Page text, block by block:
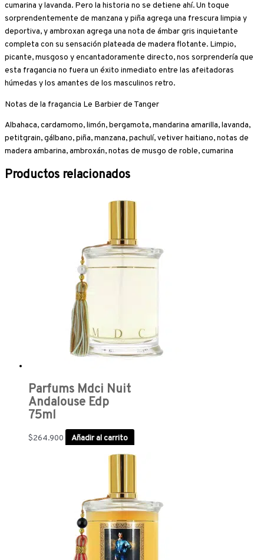
cumarina y lavanda. Pero la historia no se detiene ahí. Un toque
sorprendentemente de manzana y piña agrega una frescura limpia y
deportiva, y ambroxan agrega una nota de ámbar gris inquietante
completa con su sensación plateada de madera flotante. Limpio,
picante, musgoso y encantadoramente directo, nos sorprendería que
esta fragancia no fuera un éxito inmediato entre las afeitadoras
húmedas y los amantes de los masculinos retro.
Notas de la fragancia Le Barbier de Tanger
Albahaca, cardamomo, limón, bergamota, mandarina amarilla, lavanda,
petitgrain, gálbano, piña, manzana, pachulí, vetiver haitiano, notas de
madera ambarina, ambroxán, notas de musgo de roble, cumarina
Productos relacionados
Parfums Mdci Nuit
Andalouse Edp
75ml
$264.900 Añadir al carrito